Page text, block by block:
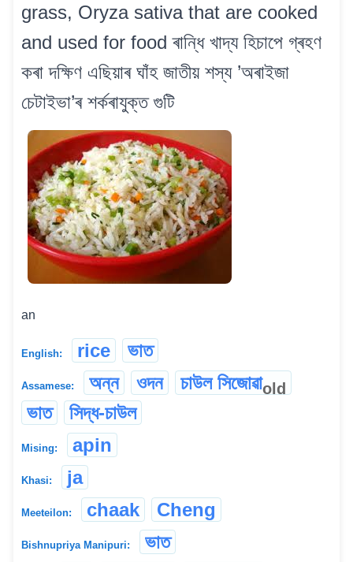
grass, Oryza sativa that are cooked
and used for food ৰান্ধি খাদ্য হিচাপে গ্ৰহণ
কৰা দক্ষিণ এছিয়াৰ ঘাঁহ জাতীয় শস্য ’অৰাইজা
চেটাইভা’ৰ শৰ্কৰাযুক্ত গুটি
an
English: rice ভাত
Assamese: অন্ন ওদন চাউল সিজোৱাold
ভাত সিদ্ধ-চাউল
Mising: apin
Khasi: ja
Meeteilon: chaak Cheng
Bishnupriya Manipuri: ভাত